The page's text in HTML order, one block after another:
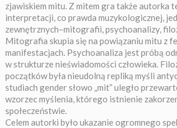
zjawiskiem mitu. Z mitem gra także autorka
interpretacji, co prawda muzykologicznej,
zewnętrznych–mitografii, psychoanalizy,
Mitografia skupia się na powiązaniu mitu z
manifestacjach. Psychoanaliza jest próbą
w strukturze nieświadomości człowieka.
początków była nieudolną repliką myśli
studiach gender słowo „mit” uległo
wzorzec myślenia, którego istnienie
społeczeństwie.
Celem autorki było ukazanie ogromnego